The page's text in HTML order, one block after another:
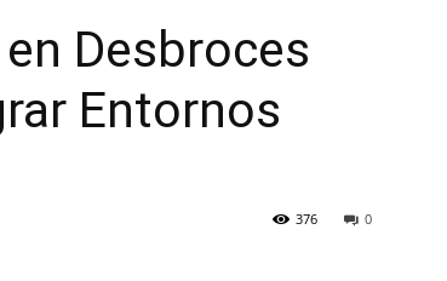
Desbroces
Entornos
0
376